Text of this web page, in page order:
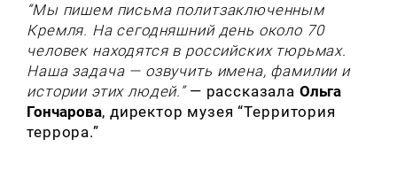
“Мы пишем письма политзаключенным
Кремля. На сегодняшний день около 70
человек находятся в российских тюрьмах.
Наша задача — озвучить имена, фамилии и
истории этих людей.”— рассказала Ольга
Гончарова, директор музея “Территория
террора.”